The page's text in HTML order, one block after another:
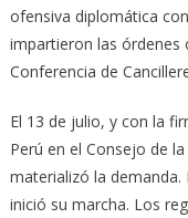
ofensiva diplomática
impartieron las órdenes
Conferencia de
El 13 de julio, y con la
Perú en el Consejo de
materializó la demanda.
inició su marcha. Los